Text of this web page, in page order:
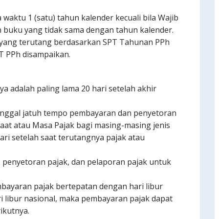
1 (satu) tahun kalender kecuali bila Wajib
yang tidak sama dengan tahun kalender.
terutang berdasarkan SPT Tahunan PPh
PPh disampaikan.
adalah paling lama 20 hari setelah akhir
jatuh tempo pembayaran dan penyetoran
atau Masa Pajak bagi masing-masing jenis
setelah saat terutangnya pajak atau
pajak, dan pelaporan pajak untuk
pajak bertepatan dengan hari libur
nasional, maka pembayaran pajak dapat